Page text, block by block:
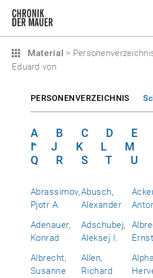
Material >
Eduard von
PERSONENVERZEICHNIS
A B C D E
I
J K L M
Q
R S T U
Abrassimov,
Pjotr A.
Abusch,
Alexander
Adenauer,
Konrad
Adschubej,
Aleksej I.
Ernst
Albrecht,
Susanne
Allen,
Richard